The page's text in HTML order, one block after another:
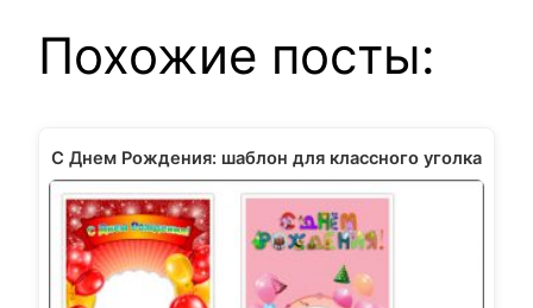
Похожие посты:
С Днем Рождения: шаблон для классного уголка